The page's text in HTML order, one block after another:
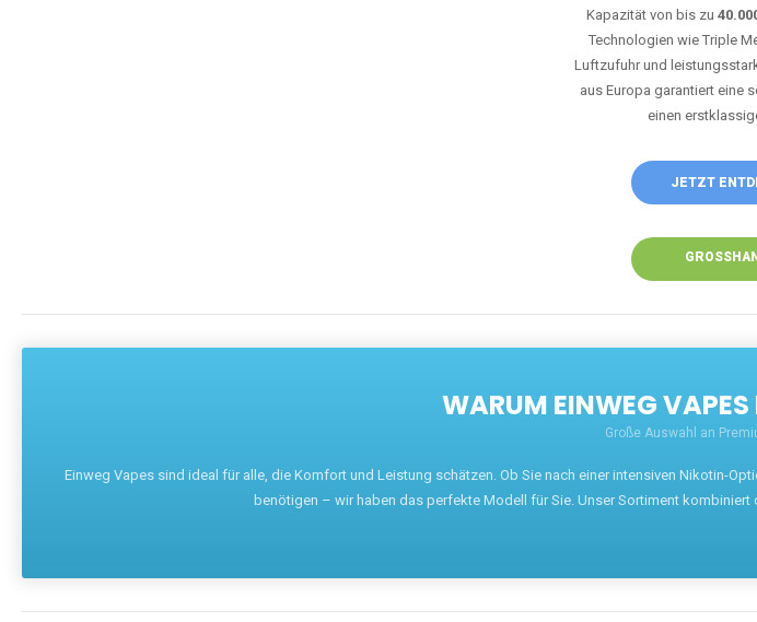
Kapazität von bis zu
Technologien wie Triple
Luftzufuhr und
aus Europa garantiert eine
einen
JETZT
WARUM EINWEG VAPES
Große Auswahl an
Einweg Vapes sind ideal für alle, die Komfort und Leistung schätzen. Ob Sie nach einer intensiven Nikotin-
benötigen – wir haben das perfekte Modell für Sie. Unser Sortiment